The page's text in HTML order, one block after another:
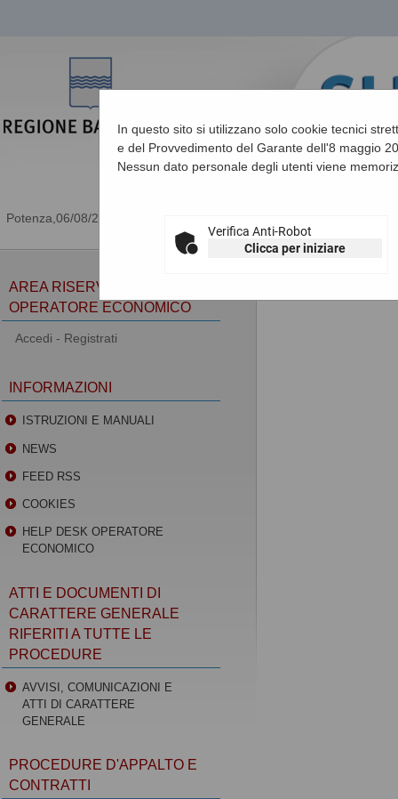
06/08/2026 05:07
Sei qui: Home»
In questo sito si utilizzano solo cookie tecnici
e del Provvedimento del Garante dell'8 maggio
Nessun dato personale degli utenti viene
Verifica Anti-Robot
Clicca per iniziare
AREA RISERVATA
OPERATORE ECONOMICO
Accedi - Registrati
INFORMAZIONI
ISTRUZIONI E MANUALI
NEWS
FEED RSS
COOKIES
HELP DESK OPERATORE
ECONOMICO
ATTI E DOCUMENTI DI
CARATTERE GENERALE
RIFERITI A TUTTE LE
PROCEDURE
AVVISI, COMUNICAZIONI E
ATTI DI CARATTERE
GENERALE
PROCEDURE D'APPALTO E
CONTRATTI